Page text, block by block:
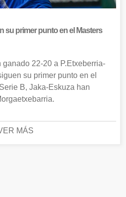
su primer punto en el Masters
22-20 a P.Etxeberria-
su primer punto en el
B, Jaka-Eskuza han
MÁS